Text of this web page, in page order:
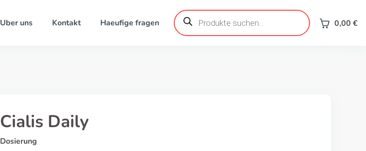
Uber uns Kontakt Haeufige fragen
Products
search 0,00 €
Cialis Daily
Dosierung